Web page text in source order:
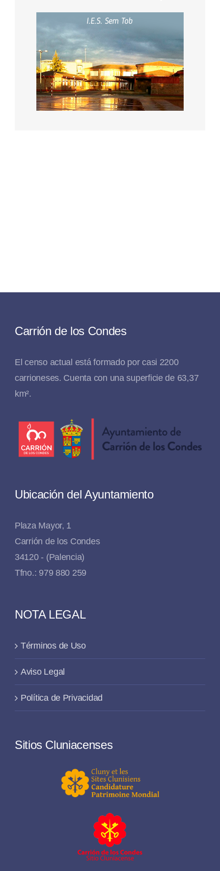
Carrión de los Condes
El censo actual está formado por casi 2200
carrioneses. Cuenta con una superficie de 63,37
km².
Ubicación del Ayuntamiento
Plaza Mayor, 1
Carrión de los Condes
34120 - (Palencia)
Tfno.: 979 880 259
NOTA LEGAL
Términos de Uso
Aviso Legal
Política de Privacidad
Sitios Cluniacenses